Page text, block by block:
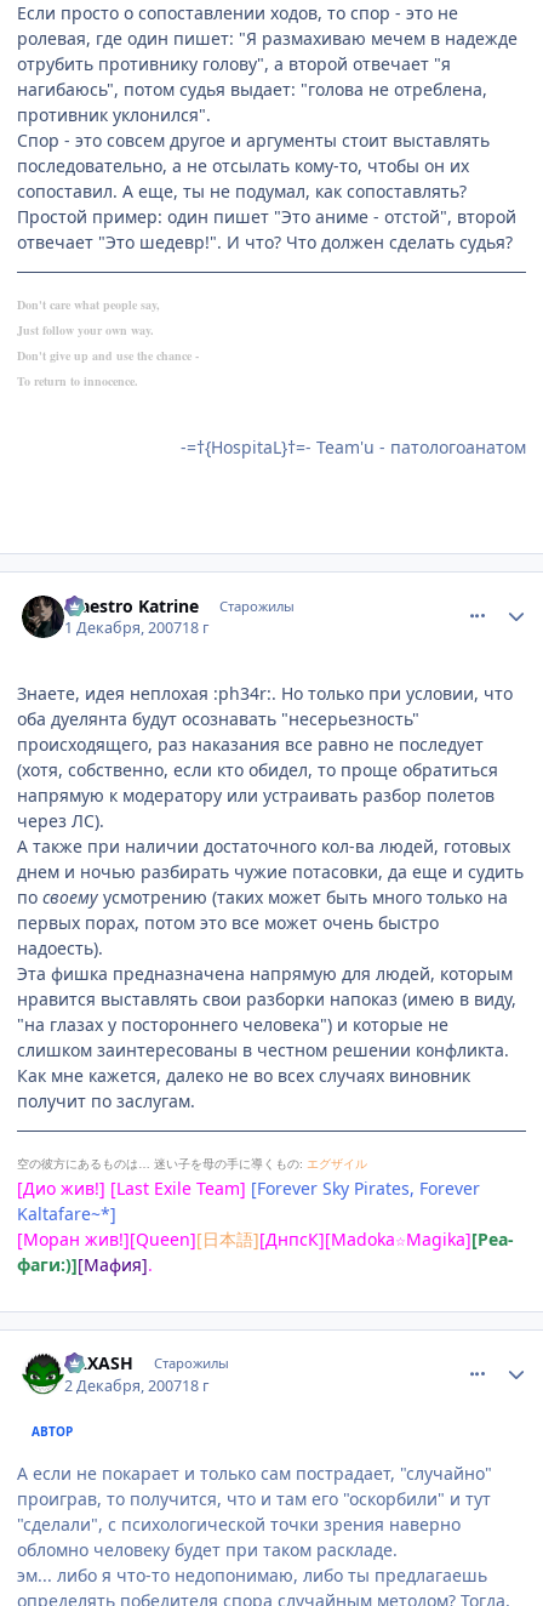
Если просто о сопоставлении ходов, то спор - это не
ролевая, где один пишет: "Я размахиваю мечем в надежде
отрубить противнику голову", а второй отвечает "я
нагибаюсь", потом судья выдает: "голова не отреблена,
противник уклонился".
Спор - это совсем другое и аргументы стоит выставлять
последовательно, а не отсылать кому-то, чтобы он их
сопоставил. А еще, ты не подумал, как сопоставлять?
Простой пример: один пишет "Это аниме - отстой", второй
отвечает "Это шедевр!". И что? Что должен сделать судья?
Don't care what people say,
Just follow your own way.
Don't give up and use the chance -
To return to innocence.
-=†{HospitaL}†=- Team'u - патологоанатом
Maestro Katrine Старожилы
1 Декабря, 200718 г
Знаете, идея неплохая :ph34r:. Но только при условии, что
оба дуелянта будут осознавать "несерьезность"
происходящего, раз наказания все равно не последует
(хотя, собственно, если кто обидел, то проще обратиться
напрямую к модератору или устраивать разбор полетов
через ЛС).
А также при наличии достаточного кол-ва людей, готовых
днем и ночью разбирать чужие потасовки, да еще и судить
по своему усмотрению (таких может быть много только на
первых порах, потом это все может очень быстро
надоесть).
Эта фишка предназначена напрямую для людей, которым
нравится выставлять свои разборки напоказ (имею в виду,
"на глазах у постороннего человека") и которые не
слишком заинтересованы в честном решении конфликта.
Как мне кажется, далеко не во всех случаях виновник
получит по заслугам.
空の彼方にあるものは… 迷い子を母の手に導くもの: エグザイル
[Дио жив!] [Last Exile Team] [Forever Sky Pirates, Forever
Kaltafare~*]
[Моран жив!][Queen][日本語][ДнпсК][Madoka☆Magika][Реа-
фаги:)][Мафия].
RAXASH Старожилы
2 Декабря, 200718 г
АВТОР
А если не покарает и только сам пострадает, "случайно"
проиграв, то получится, что и там его "оскорбили" и тут
"сделали", с психологической точки зрения наверно
обломно человеку будет при таком раскладе.
эм... либо я что-то недопонимаю, либо ты предлагаешь
определять победителя спора случайным методом? Тогда,